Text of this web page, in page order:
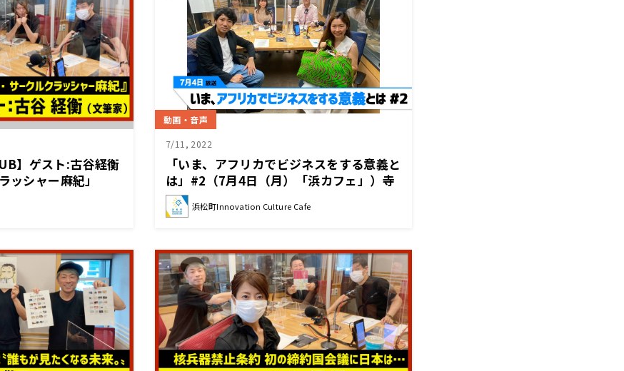
】ゲスト:古谷経衡
ッシャー麻紀」
動画・音声
7/11, 2022
「いま、アフリカでビジネスをする意義と
は」#2（7月4日（月）「浜カフェ」）寺
久保拓摩(アンカバードファンドCEO)仲本
千津(RICCI EVERYDAY代表)
浜松町Innovation Culture Cafe